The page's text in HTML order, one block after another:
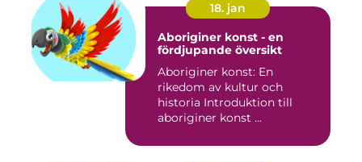
18. jan
Aboriginer konst - en
fördjupande översikt
Aboriginer konst: En
rikedom av kultur och
historia Introduktion till
aboriginer konst ...